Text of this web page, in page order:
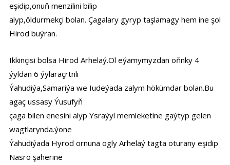
eşidip,onuň menzilini bilip
alyp,öldurmekçi bolan. Çagalary gyryp taşlamagy hem ine şol
Hirod buýran.
Ikkinçisi bolsa Hirod Arhelaý.Ol eýamymyzdan oňnky 4
ýyldan 6 ýylaraçrtnli
Ýahudiýa,Samariýa we Iudeýada zalym hökümdar bolan.Bu
agaç ussasy Ýusufyň
çaga bilen enesini alyp Ysraýyl memleketine gaýtyp gelen
wagtlarynda.ýone
Ýahudiýada Hyrod ornuna ogly Arhelaý tagta oturany eşidip
Nasro şaherine